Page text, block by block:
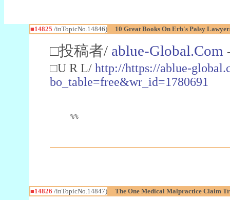
■14825 /inTopicNo.14846) 10 Great Books On Erb's Palsy
□投稿者/ ablue-Global.Com
□U R L/ http://https://ablue-
bo_table=free&wr_id=1780691
%%
■14826 /inTopicNo.14847) The One Medical Malpractice Claim